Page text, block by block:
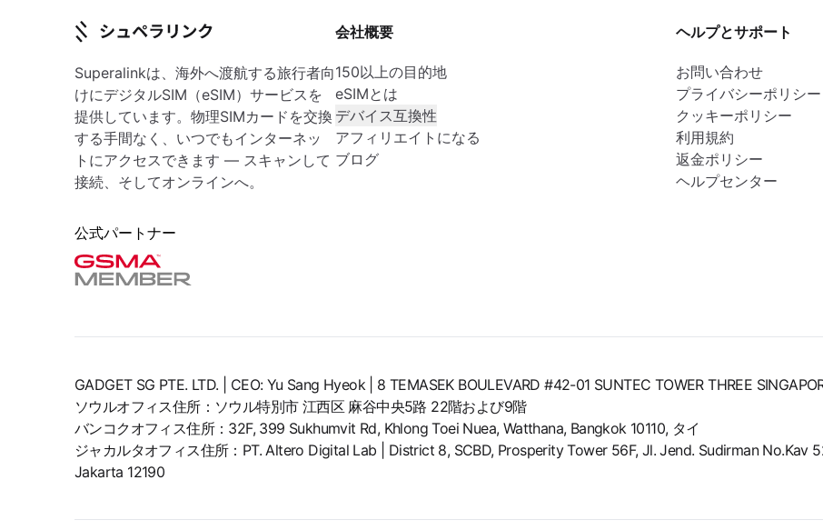
Superalinkは、海外へ渡航する旅行者向
けにデジタルSIM（eSIM）サービスを
提供しています。物理SIMカードを交換
する手間なく、いつでもインターネッ
トにアクセスできます — スキャンして
接続、そしてオンラインへ。
公式パートナー
会社概要
150以上の目的地
eSIMとは
デバイス互換性
アフィリエイトになる
ブログ
ヘルプとサポート
お問い合わせ
プライバシーポリシー
クッキーポリシー
利用規約
返金ポリシー
ヘルプセンター
GADGET SG PTE. LTD. | CEO: Yu Sang Hyeok | 8 TEMASEK BOULEVARD #42-01 SUNTEC TOWER THREE
ソウルオフィス住所：ソウル特別市 江西区 麻谷中央5路 22階および9階
バンコクオフィス住所：32F, 399 Sukhumvit Rd, Khlong Toei Nuea, Watthana, Bangkok 10110, タイ
ジャカルタオフィス住所：PT. Altero Digital Lab | District 8, SCBD, Prosperity Tower 56F, Jl. Jend. Sudirman
Jakarta 12190